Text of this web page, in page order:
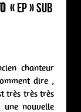
« ep » Sub
chanteur
dire ,
très très très
une nouvelle